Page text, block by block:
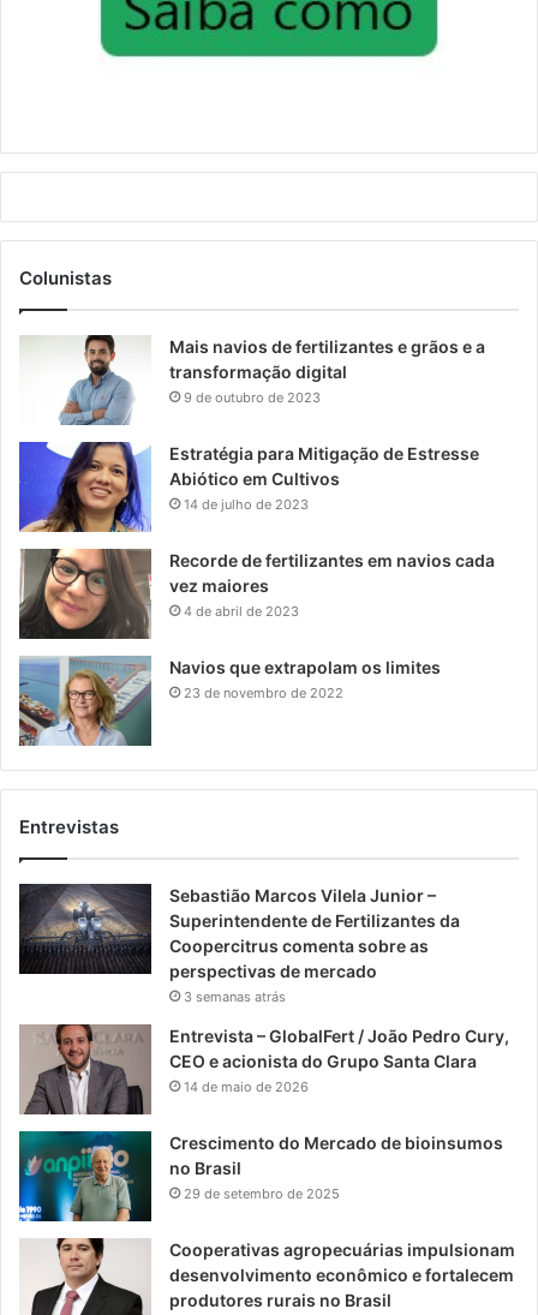
Colunistas
Mais navios de fertilizantes e grãos e a
transformação digital
9 de outubro de 2023
Estratégia para Mitigação de Estresse
Abiótico em Cultivos
14 de julho de 2023
Recorde de fertilizantes em navios cada
vez maiores
4 de abril de 2023
Navios que extrapolam os limites
23 de novembro de 2022
Entrevistas
Sebastião Marcos Vilela Junior –
Superintendente de Fertilizantes da
Coopercitrus comenta sobre as
perspectivas de mercado
3 semanas atrás
Entrevista – GlobalFert / João Pedro Cury,
CEO e acionista do Grupo Santa Clara
14 de maio de 2026
Crescimento do Mercado de bioinsumos
no Brasil
29 de setembro de 2025
Cooperativas agropecuárias impulsionam
desenvolvimento econômico e fortalecem
produtores rurais no Brasil